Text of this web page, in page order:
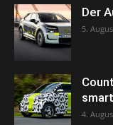
Der
5.
4.